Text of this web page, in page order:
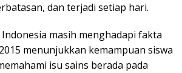
dan terjadi setiap hari.
masih menghadapi fakta
menunjukkan kemampuan siswa
isu sains berada pada